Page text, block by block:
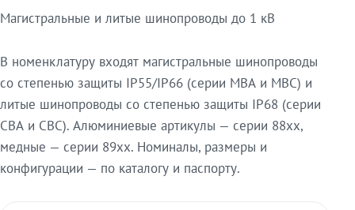
Магистральные и литые шинопроводы до 1 кВ
В номенклатуру входят магистральные шинопроводы
со степенью защиты IP55/IP66 (серии МВА и МВС) и
литые шинопроводы со степенью защиты IP68 (серии
СВА и СВС). Алюминиевые артикулы — серии 88xx,
медные — серии 89xx. Номиналы, размеры и
конфигурации — по каталогу и паспорту.